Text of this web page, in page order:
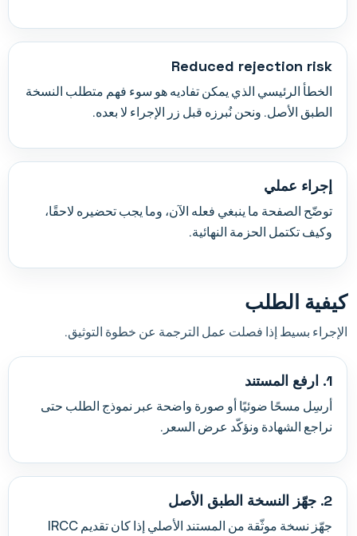
Reduced rejection risk
الخطأ الرئيسي الذي يمكن تفاديه هو سوء فهم متطلب النسخة
الطبق الأصل. ونحن نُبرزه قبل زر الإجراء لا بعده.
إجراء عملي
توضّح الصفحة ما ينبغي فعله الآن، وما يجب تحضيره لاحقًا،
وكيف تكتمل الحزمة النهائية.
كيفية الطلب
الإجراء بسيط إذا فصلت عمل الترجمة عن خطوة التوثيق.
1. ارفع المستند
أرسِل مسحًا ضوئيًا أو صورة واضحة عبر نموذج الطلب حتى
نراجع الشهادة ونؤكّد عرض السعر.
2. جهّز النسخة الطبق الأصل
جهّز نسخة موثّقة من المستند الأصلي إذا كان تقديم IRCC